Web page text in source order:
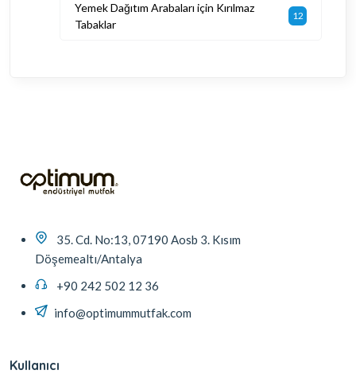
Yemek Dağıtım Arabaları için Kırılmaz
Tabaklar
12
35. Cd. No:13, 07190 Aosb 3. Kısım
Döşemealtı/Antalya
+90 242 502 12 36
info@optimummutfak.com
Kullanıcı